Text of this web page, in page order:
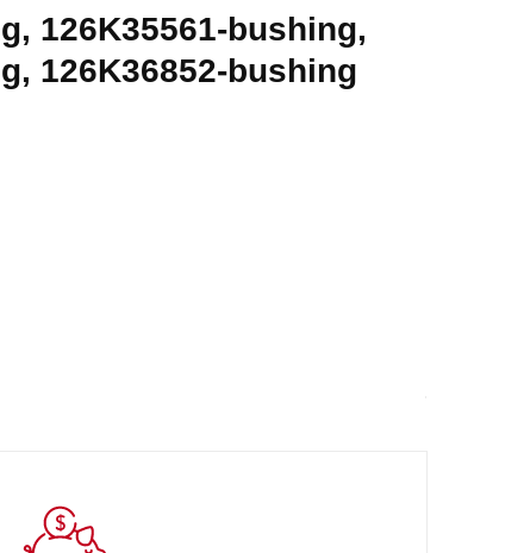
126K35561-bushing,
126K36852-bushing